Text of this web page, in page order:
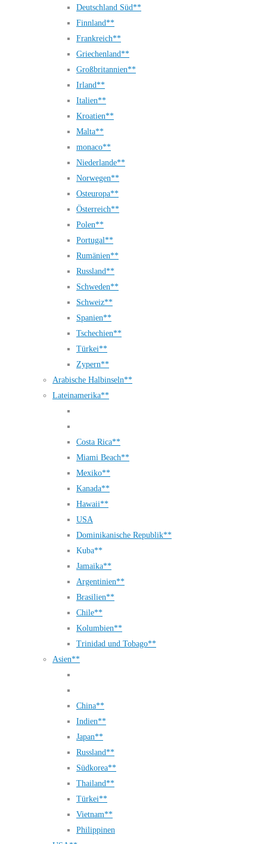
Deutschland Süd**
Finnland**
Frankreich**
Griechenland**
Großbritannien**
Irland**
Italien**
Kroatien**
Malta**
monaco**
Niederlande**
Norwegen**
Osteuropa**
Österreich**
Polen**
Portugal**
Rumänien**
Russland**
Schweden**
Schweiz**
Spanien**
Tschechien**
Türkei**
Zypern**
Arabische Halbinseln**
Lateinamerika**
Costa Rica**
Miami Beach**
Mexiko**
Kanada**
Hawaii**
USA
Dominikanische Republik**
Kuba**
Jamaika**
Argentinien**
Brasilien**
Chile**
Kolumbien**
Trinidad und Tobago**
Asien**
China**
Indien**
Japan**
Russland**
Südkorea**
Thailand**
Türkei**
Vietnam**
Philippinen